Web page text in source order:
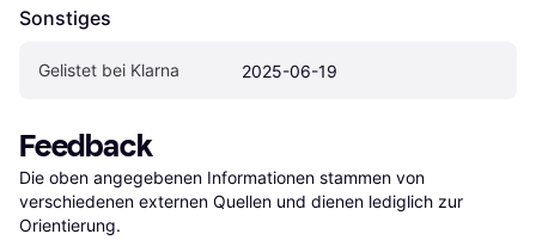
Sonstiges
Gelistet bei Klarna 2025-06-19
Feedback
Die oben angegebenen Informationen stammen von
verschiedenen externen Quellen und dienen lediglich zur
Orientierung.